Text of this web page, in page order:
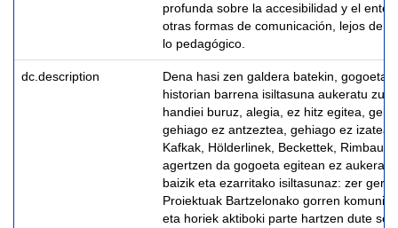
profunda sobre la accesibilidad y el
otras formas de comunicación, lejos de
lo pedagógico.
dc.description
Dena hasi zen galdera batekin, gogoeta
historian barrena isiltasuna aukeratu
handiei buruz, alegia, ez hitz egitea,
gehiago ez antzeztea, gehiago ez izatea:
Kafkak, Hölderlinek, Beckettek,
agertzen da gogoeta egitean ez
baizik eta ezarritako isiltasunaz: zer
Proiektuak Bartzelonako gorren
eta horiek aktiboki parte hartzen dute